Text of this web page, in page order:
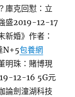
庫克回懟：立
盛2019-12-17
新婚》作者：
N+5包養網
明珠：賭博現
12-16 5G元
論劍潼湖科技